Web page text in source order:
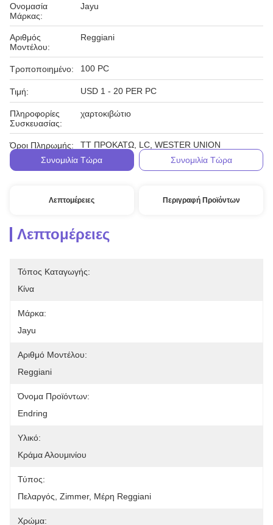
Ονομασία
Μάρκας:
Jayu
Αριθμός
Μοντέλου:
Reggiani
Τροποποιημένο: 100 PC
Τιμή: USD 1 - 20 PER PC
Πληροφορίες
Συσκευασίας:
χαρτοκιβώτιο
Όροι Πληρωμής:
TT ΠΡΟΚΑΤΩ, LC, WESTER UNION
Συνομιλία Τώρα
Συνομιλία Τώρα
Λεπτομέρειες Περιγραφή Προϊόντων
Λεπτομέρειες
Τόπος Καταγωγής:
Κίνα
Μάρκα:
Jayu
Αριθμό Μοντέλου:
Reggiani
Όνομα Προϊόντων:
Endring
Υλικό:
Κράμα Αλουμινίου
Τύπος:
Πελαργός, Zimmer, Μέρη Reggiani
Χρώμα: